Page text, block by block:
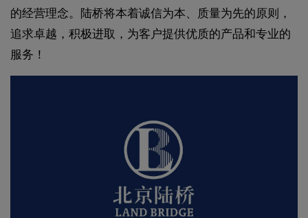
的经营理念。陆桥将本着诚信为本、质量为先的原则，
追求卓越，积极进取，为客户提供优质的产品和专业的
服务！